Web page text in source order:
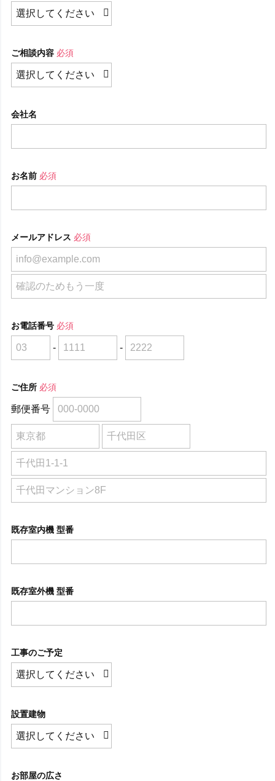
ご相談内容 必須
会社名
お名前 必須
メールアドレス 必須
お電話番号 必須
- -
ご住所 必須
郵便番号
既存室内機 型番
既存室外機 型番
工事のご予定
設置建物
お部屋の広さ